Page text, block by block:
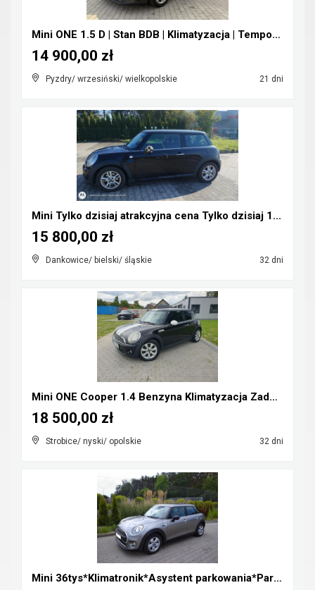
Mini ONE 1.5 D | Stan BDB | Klimatyzacja | Tempoma...
Pyzdry/ wrzesiński/ wielkopolskie 21 dni
14 900,00 zł
Mini Tylko dzisiaj atrakcyjna cena Tylko dzisiaj 1...
Dankowice/ bielski/ śląskie 32 dni
15 800,00 zł
Mini ONE Cooper 1.4 Benzyna Klimatyzacja Zadbany R...
Strobice/ nyski/ opolskie 32 dni
18 500,00 zł
Mini 36tys*Klimatronik*Asystent parkowania*Parki p...